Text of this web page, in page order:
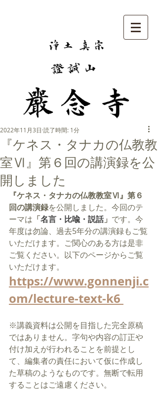
『ケネス・タナカの仏教教
室Ⅵ』第６回の講演録を公
開しました
2022年11月3日 読了時間: 1分
『ケネス・タナカの仏教教室Ⅵ』第６
回の講演録を公開しました。今回のテ
ーマは 「名言・比喩・説話」 です。今
年度は勿論、過去5年分の講演録もご覧
いただけます。ご関心のある方は是非
ご覧ください。以下のページからご覧
いただけます。
https://www.gonnenji.c
om/lecture-text-k6
※講義資料は公開を目指した完全原稿
ではありません。字句や内容の訂正や
付け加えが行われることを前提とし
て、編集者の責任において仮に作成し
た草稿のようなものです。無断で転用
することはご遠慮ください。